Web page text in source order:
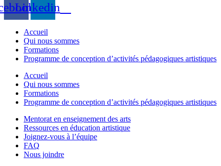
Linkedin
Accueil
Qui nous sommes
Formations
Programme de conception d’activités pédagogiques artistiques
Accueil
Qui nous sommes
Formations
Programme de conception d’activités pédagogiques artistiques
Mentorat en enseignement des arts
Ressources en éducation artistique
Joignez-vous à l’équipe
FAQ
Nous joindre